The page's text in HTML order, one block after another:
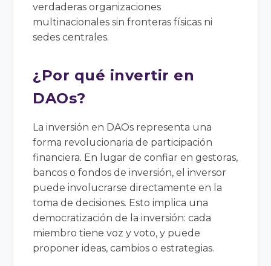
verdaderas organizaciones
multinacionales sin fronteras físicas ni
sedes centrales.
¿Por qué invertir en
DAOs?
La inversión en DAOs representa una
forma revolucionaria de participación
financiera. En lugar de confiar en gestoras,
bancos o fondos de inversión, el inversor
puede involucrarse directamente en la
toma de decisiones. Esto implica una
democratización de la inversión: cada
miembro tiene voz y voto, y puede
proponer ideas, cambios o estrategias.